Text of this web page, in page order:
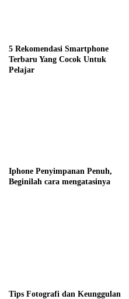
5 Rekomendasi Smartphone
Terbaru Yang Cocok Untuk
Pelajar
Iphone Penyimpanan Penuh,
Beginilah cara mengatasinya
Tips Fotografi dan Keunggulan